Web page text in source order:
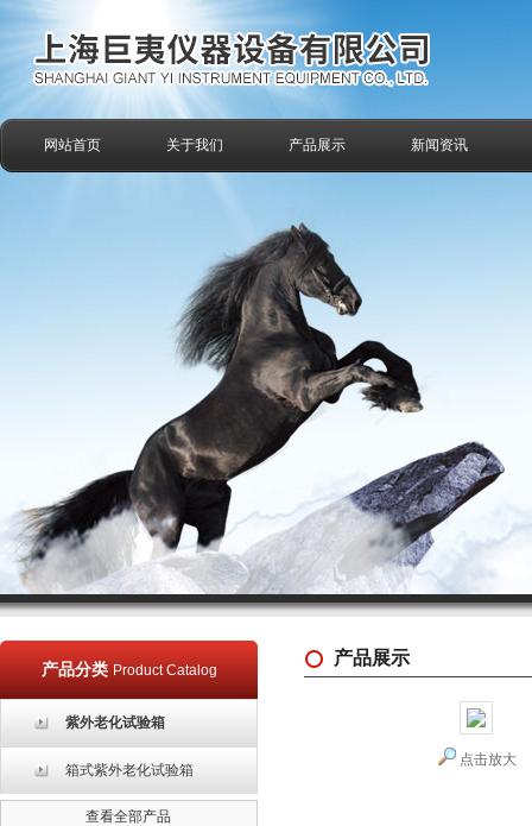
网站首页 关于我们 产品展示 新闻资讯
产品分类 Product Catalog
紫外老化试验箱
箱式紫外老化试验箱
查看全部产品
产品展示
点击放大